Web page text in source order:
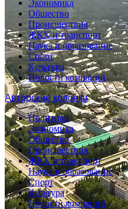
Экономика
Общество
Происшествия
ЖКХ и транспорт
Наука и образование
Спорт
Культура
Новости компаний
Авторские колонки
Политика
Экономика
Общество
Происшествия
ЖКХ и транспорт
Наука и образование
Спорт
Культура
Новости компаний